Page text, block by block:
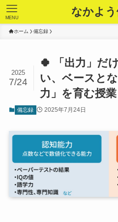
なかよ
MENU
ホーム 備忘録
🍀 「出力」だ
い、ベースと
力」を育む授業
2025
7/24
備忘録 2025年7月24日